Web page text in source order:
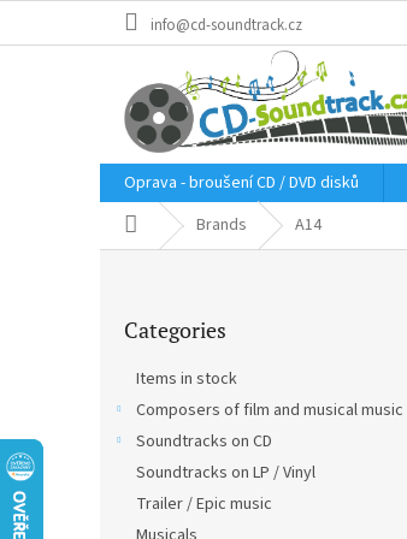
info@cd-soundtrack.cz
Oprava - broušení CD / DVD disků
Home Brands A14
categories
Categories
Items in stock
Composers of film and musical music
Soundtracks on CD
Soundtracks on LP / Vinyl
Trailer / Epic music